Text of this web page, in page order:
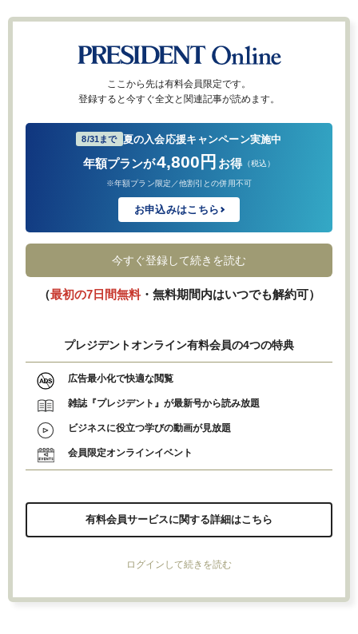
ここから先は有料会員限定です。
登録すると今すぐ全文と関連記事が読めます。
8/31まで 夏の入会応援キャンペーン実施中
年額プランが4,800円 お得 （税込）
※年額プラン限定／他割引との併用不可
お申込みはこちら
今すぐ登録して続きを読む
（最初の7日間無料・無料期間内はいつでも解約可）
プレジデントオンライン有料会員の4つの特典
広告最小化で快適な閲覧
雑誌『プレジデント』が最新号から読み放題
ビジネスに役立つ学びの動画が見放題
会員限定オンラインイベント
有料会員サービスに関する詳細はこちら
ログインして続きを読む